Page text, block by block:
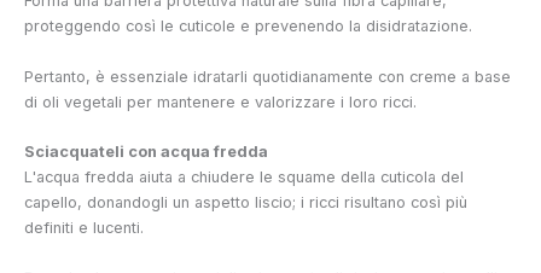
proteggendo così le cuticole e prevenendo la disidratazione.
Pertanto, è essenziale idratarli quotidianamente con creme a base
di oli vegetali per mantenere e valorizzare i loro ricci.
Sciacquateli con acqua fredda
L'acqua fredda aiuta a chiudere le squame della cuticola del
capello, donandogli un aspetto liscio; i ricci risultano così più
definiti e lucenti.